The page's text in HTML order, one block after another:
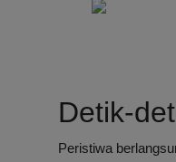
Detik-
Peristiwa